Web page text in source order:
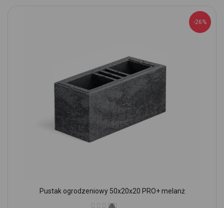
-26%
Pustak ogrodzeniowy 50x20x20 PRO+ melanż
Ocena: